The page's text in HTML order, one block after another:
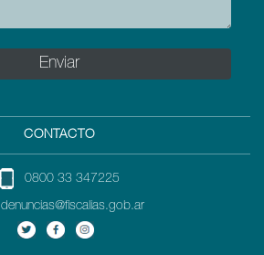
CONTACTO
0800 33 347225
denuncias@fiscalias.gob.ar